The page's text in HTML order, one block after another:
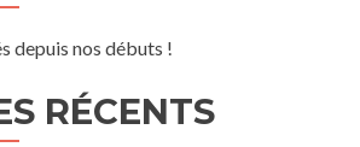
depuis nos débuts !
RÉCENTS